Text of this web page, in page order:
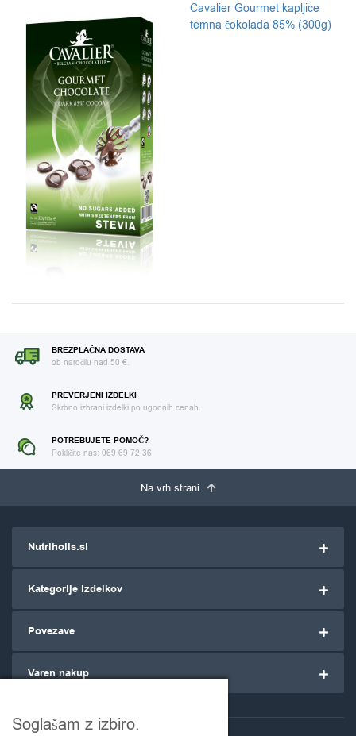
Cavalier Gourmet kapljice
temna čokolada 85% (300g)
BREZPLAČNA DOSTAVA
ob naročilu nad 50 €.
PREVERJENI IZDELKI
Skrbno izbrani izdelki po ugodnih cenah.
POTREBUJETE POMOČ?
Pokličite nas: 069 69 72 36
Na vrh strani
Nutriholis.si
Kategorije izdelkov
Povezave
Varen nakup
Soglašam z izbiro.